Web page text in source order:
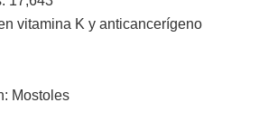
vitamina K y anticancerígeno
Mostoles